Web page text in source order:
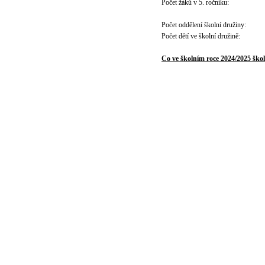
Počet žáků v 5. ročníku:
Počet oddělení školní družiny:
Počet dětí ve školní družině:
Co ve školním roce 2024/2025